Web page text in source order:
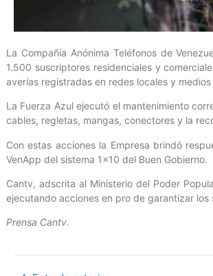
La Compañía Anónima Teléfonos de
1.500 suscriptores residenciales y
averías registradas en redes locales y
La Fuerza Azul ejecutó el mantenimiento
cables, regletas, mangas, conectores y la
Con estas acciones la Empresa brindó
VenApp del sistema 1×10 del Buen Gobierno.
Cantv, adscrita al Ministerio del Poder
ejecutando acciones en pro de garantizar
Prensa Cantv.